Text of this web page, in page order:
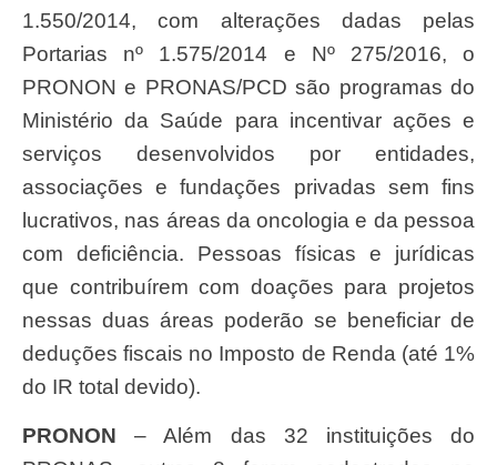
1.550/2014, com alterações dadas pelas
Portarias nº 1.575/2014 e Nº 275/2016, o
PRONON e PRONAS/PCD são programas do
Ministério da Saúde para incentivar ações e
serviços desenvolvidos por entidades,
associações e fundações privadas sem fins
lucrativos, nas áreas da oncologia e da pessoa
com deficiência. Pessoas físicas e jurídicas
que contribuírem com doações para projetos
nessas duas áreas poderão se beneficiar de
deduções fiscais no Imposto de Renda (até 1%
do IR total devido).
PRONON– Além das 32 instituições do